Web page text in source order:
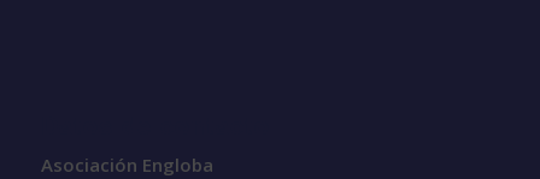
Asociación Engloba